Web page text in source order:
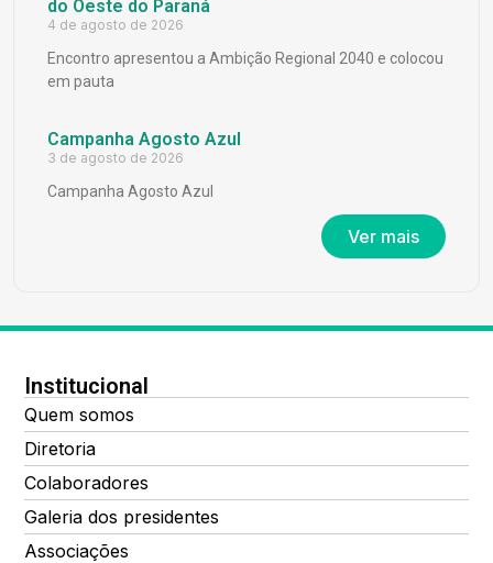
do Oeste do Paraná
4 de agosto de 2026
Encontro apresentou a Ambição Regional 2040 e colocou
em pauta
Campanha Agosto Azul
3 de agosto de 2026
Campanha Agosto Azul
Ver mais
Institucional
Quem somos
Diretoria
Colaboradores
Galeria dos presidentes
Associações